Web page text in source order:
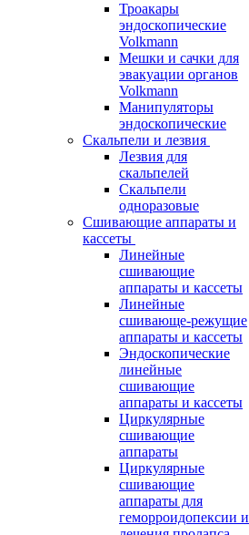
Троакары
эндоскопические
Volkmann
Мешки и сачки для
эвакуации органов
Volkmann
Манипуляторы
эндоскопические
Скальпели и лезвия
Лезвия для
скальпелей
Скальпели
одноразовые
Сшивающие аппараты и
кассеты
Линейные
сшивающие
аппараты и кассеты
Линейные
сшивающе-режущие
аппараты и кассеты
Эндоскопические
линейные
сшивающие
аппараты и кассеты
Циркулярные
сшивающие
аппараты
Циркулярные
сшивающие
аппараты для
геморроидопексии и